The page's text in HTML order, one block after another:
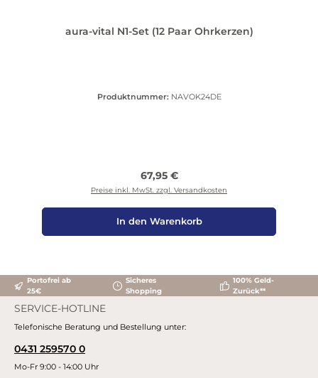
aura-vital N1-Set (12 Paar Ohrkerzen)
Produktnummer: NAVOK24DE
Regulärer Preis:
67,95 €
Preise inkl. MwSt. zzgl. Versandkosten
In den Warenkorb
Portofrei ab
25€
Sicheres
Shopping
100% Geld-
Zurück**
SERVICE-HOTLINE
Telefonische Beratung und Bestellung unter:
0431 259570 0
Mo-Fr 9:00 - 14:00 Uhr